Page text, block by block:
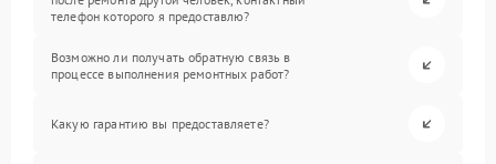
телефон которого я предоставлю?
Возможно ли получать обратную связь в
процессе выполнения ремонтных работ?
Какую гарантию вы предоставляете?